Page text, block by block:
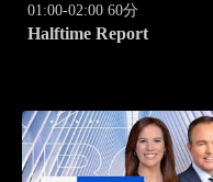
01:00-02:00 60分
Halftime Report